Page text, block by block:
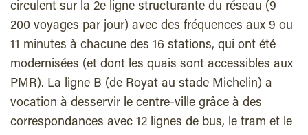
circulent sur la 2e ligne structurante du réseau (9
200 voyages par jour) avec des fréquences aux 9 ou
11 minutes à chacune des 16 stations, qui ont été
modernisées (et dont les quais sont accessibles aux
PMR). La ligne B (de Royat au stade Michelin) a
vocation à desservir le centre-ville grâce à des
correspondances avec 12 lignes de bus, le tram et le